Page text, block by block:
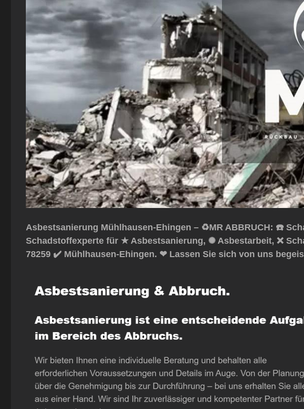
Asbestsanierung Mühlhausen-Ehingen – ♻️MR ABBRUCH: ☎️
Schadstoffexperte für ★ Asbestsanierung, ✺ Asbestarbeit, ❌
78259 ✔️ Mühlhausen-Ehingen. ❤ Lassen Sie sich von uns